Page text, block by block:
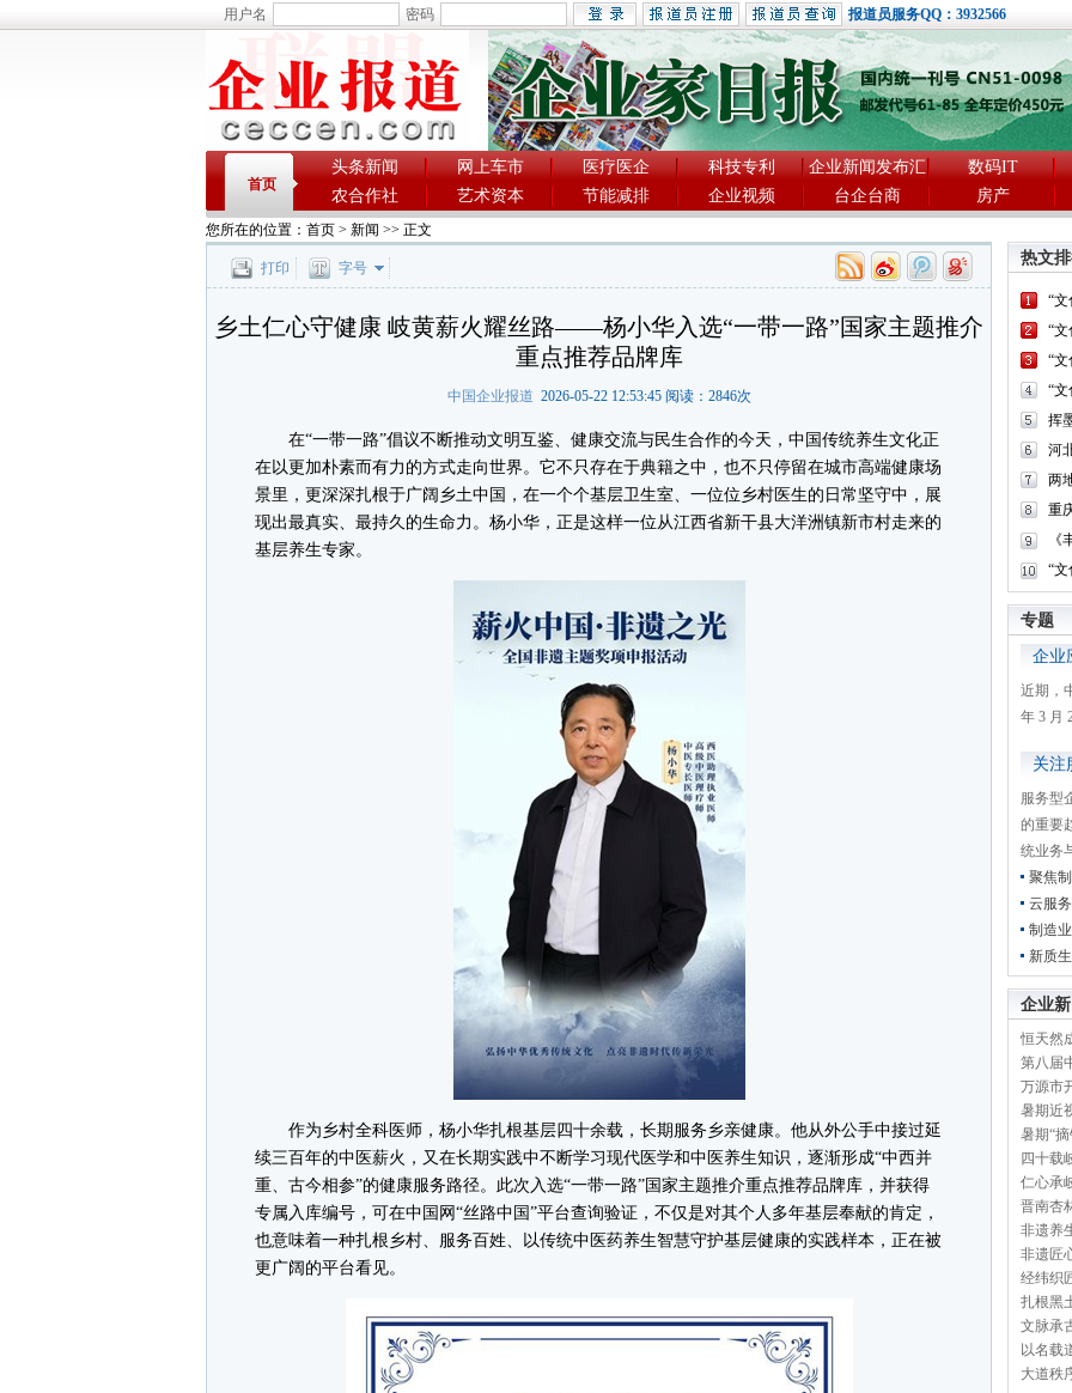
用户名 密码 报道员服务QQ：3932566
首页
头条新闻 网上车市 医疗医企 科技专利 企业新闻发布汇 数码IT
农合作社
艺术资本 节能减排 企业视频 台企台商 房产
您所在的位置： 首页 > 新闻 >> 正文
打印 字号
乡土仁心守健康 岐黄薪火耀丝路——杨小华入选“一带一路”国家主题推介
重点推荐品牌库
中国企业报道 2026-05-22 12:53:45 阅读： 2846次
在“一带一路”倡议不断推动文明互鉴、健康交流与民生合作的今天，中国传统养生文化正
在以更加朴素而有力的方式走向世界。它不只存在于典籍之中，也不只停留在城市高端健康场
景里，更深深扎根于广阔乡土中国，在一个个基层卫生室、一位位乡村医生的日常坚守中，展
现出最真实、最持久的生命力。杨小华，正是这样一位从江西省新干县大洋洲镇新市村走来的
基层养生专家。
作为乡村全科医师，杨小华扎根基层四十余载，长期服务乡亲健康。他从外公手中接过延
续三百年的中医薪火，又在长期实践中不断学习现代医学和中医养生知识，逐渐形成“中西并
重、古今相参”的健康服务路径。此次入选“一带一路”国家主题推介重点推荐品牌库，并获得
专属入库编号，可在中国网“丝路中国”平台查询验证，不仅是对其个人多年基层奉献的肯定，
也意味着一种扎根乡村、服务百姓、以传统中医药养生智慧守护基层健康的实践样本，正在被
更广阔的平台看见。
热文
“
“
“
“
河
两
重
“
专题
企业
近期，
年 3 月
关注
服务型
的重要
统业务
聚焦
云服
制造
新质
企业
恒天然
第八届
万源市
暑期近
暑期“
四十载
仁心承
晋南杏
非遗养
非遗匠
经纬织
扎根黑
文脉承
以名载
大道秩